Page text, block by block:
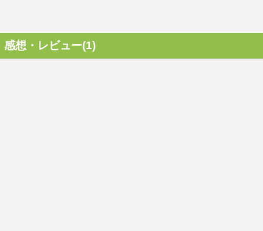
感想・レビュー(1)